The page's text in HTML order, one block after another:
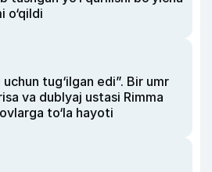
o‘qildi
tug‘ilgan edi”. Bir umr
va dublyaj ustasi Rimma
to‘la hayoti